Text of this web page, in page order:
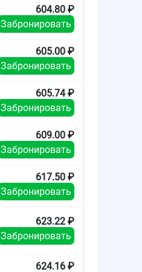
604.80 ₽
Забронировать
605.00 ₽
Забронировать
605.74 ₽
Забронировать
609.00 ₽
Забронировать
617.50 ₽
Забронировать
623.22 ₽
Забронировать
624.16 ₽